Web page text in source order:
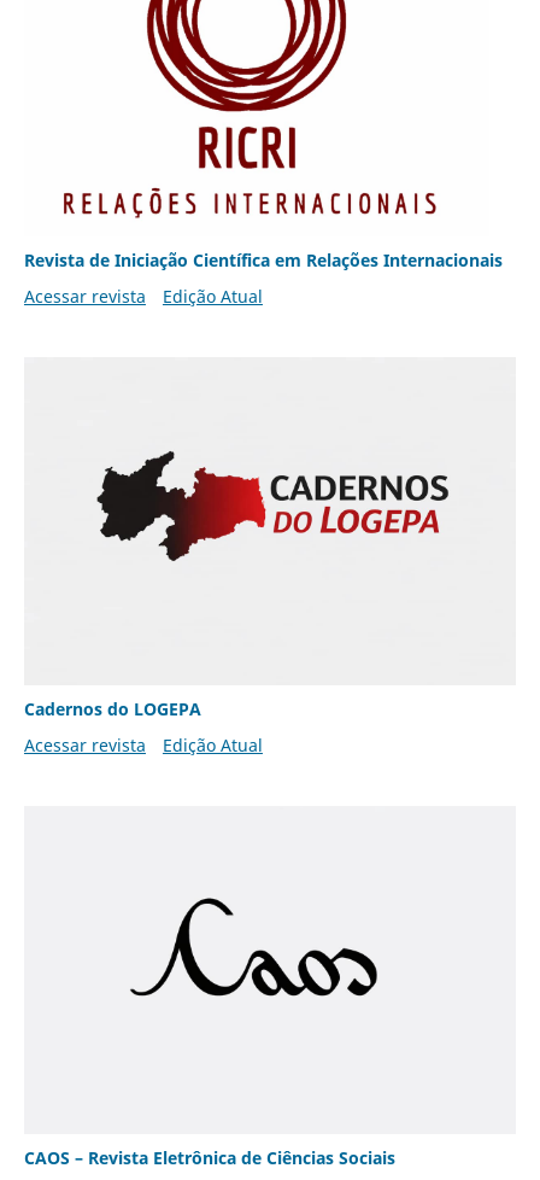
Revista de Iniciação Científica em Relações Internacionais
Acessar revista
Edição Atual
Cadernos do LOGEPA
Acessar revista
Edição Atual
CAOS – Revista Eletrônica de Ciências Sociais